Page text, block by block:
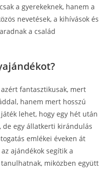
a gyerekeknek, hanem a
nevetések, a kihívások és
a család
fantasztikusak, mert
hanem mert hosszú
lehet, hogy egy hét után
de egy állatkerti kirándulás
emlékei éveken át
ajándékok segítik a
miközben együtt